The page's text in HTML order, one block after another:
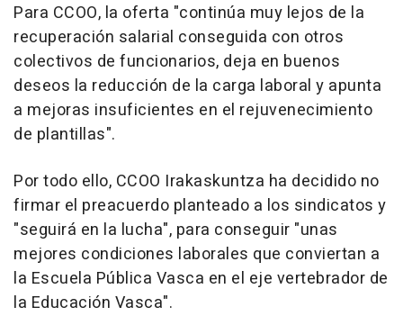
Para CCOO, la oferta "continúa muy lejos de la
recuperación salarial conseguida con otros
colectivos de funcionarios, deja en buenos
deseos la reducción de la carga laboral y apunta
a mejoras insuficientes en el rejuvenecimiento
de plantillas".
Por todo ello, CCOO Irakaskuntza ha decidido no
firmar el preacuerdo planteado a los sindicatos y
"seguirá en la lucha", para conseguir "unas
mejores condiciones laborales que conviertan a
la Escuela Pública Vasca en el eje vertebrador de
la Educación Vasca".